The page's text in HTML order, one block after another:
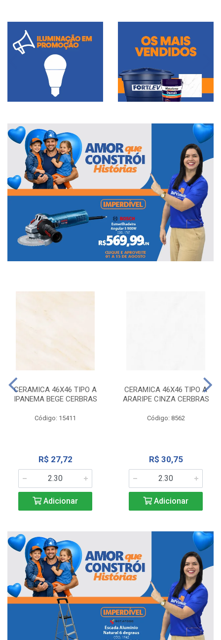
CERAMICA 46X46 TIPO A
IPANEMA BEGE CERBRAS
Código: 15411
R$ 27,72
Adicionar
CERAMICA 46X46 TIPO A
ARARIPE CINZA CERBRAS
Código: 8562
R$ 30,75
Adicionar